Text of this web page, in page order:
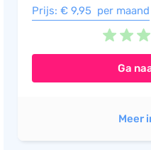
Prijs: € 9,95 per maand
Ga
Meer